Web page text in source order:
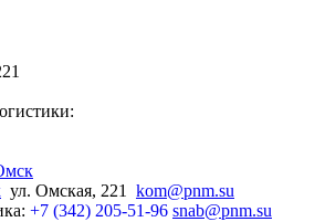
ул. Омская, 221 kom@pnm.su
+7 (342) 205-51-96 snab@pnm.su